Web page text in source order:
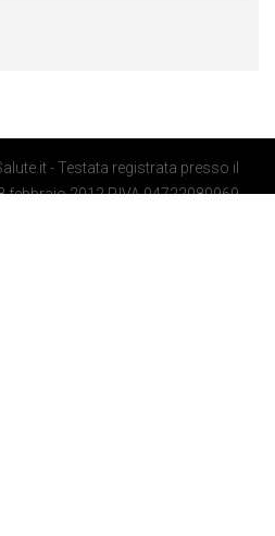
- Testata registrata presso il
febbraio 2012 P.IVA 04722080969 -